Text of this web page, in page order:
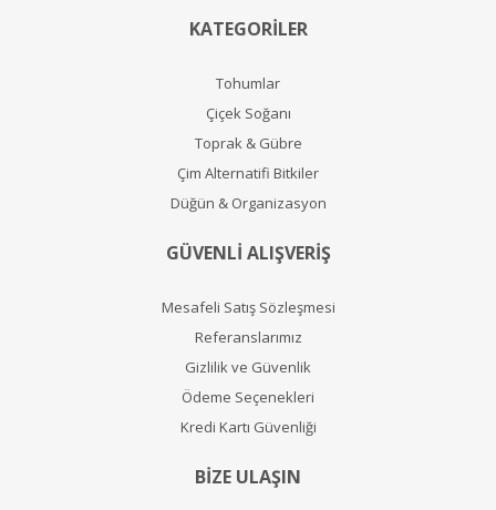
KATEGORİLER
Tohumlar
Çiçek Soğanı
Toprak & Gübre
Çim Alternatifi Bitkiler
Düğün & Organizasyon
GÜVENLİ ALIŞVERİŞ
Mesafeli Satış Sözleşmesi
Referanslarımız
Gizlilik ve Güvenlik
Ödeme Seçenekleri
Kredi Kartı Güvenliği
BİZE ULAŞIN